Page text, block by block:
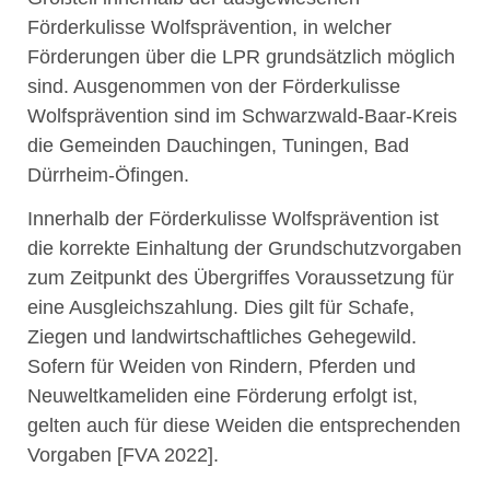
Förderkulisse Wolfsprävention, in welcher
Förderungen über die LPR grundsätzlich möglich
sind. Ausgenommen von der Förderkulisse
Wolfsprävention sind im Schwarzwald-Baar-Kreis
die Gemeinden Dauchingen, Tuningen, Bad
Dürrheim-Öfingen.
Innerhalb der Förderkulisse Wolfsprävention ist
die korrekte Einhaltung der Grundschutzvorgaben
zum Zeitpunkt des Übergriffes Voraussetzung für
eine Ausgleichszahlung. Dies gilt für Schafe,
Ziegen und landwirtschaftliches Gehegewild.
Sofern für Weiden von Rindern, Pferden und
Neuweltkameliden eine Förderung erfolgt ist,
gelten auch für diese Weiden die entsprechenden
Vorgaben [FVA 2022].